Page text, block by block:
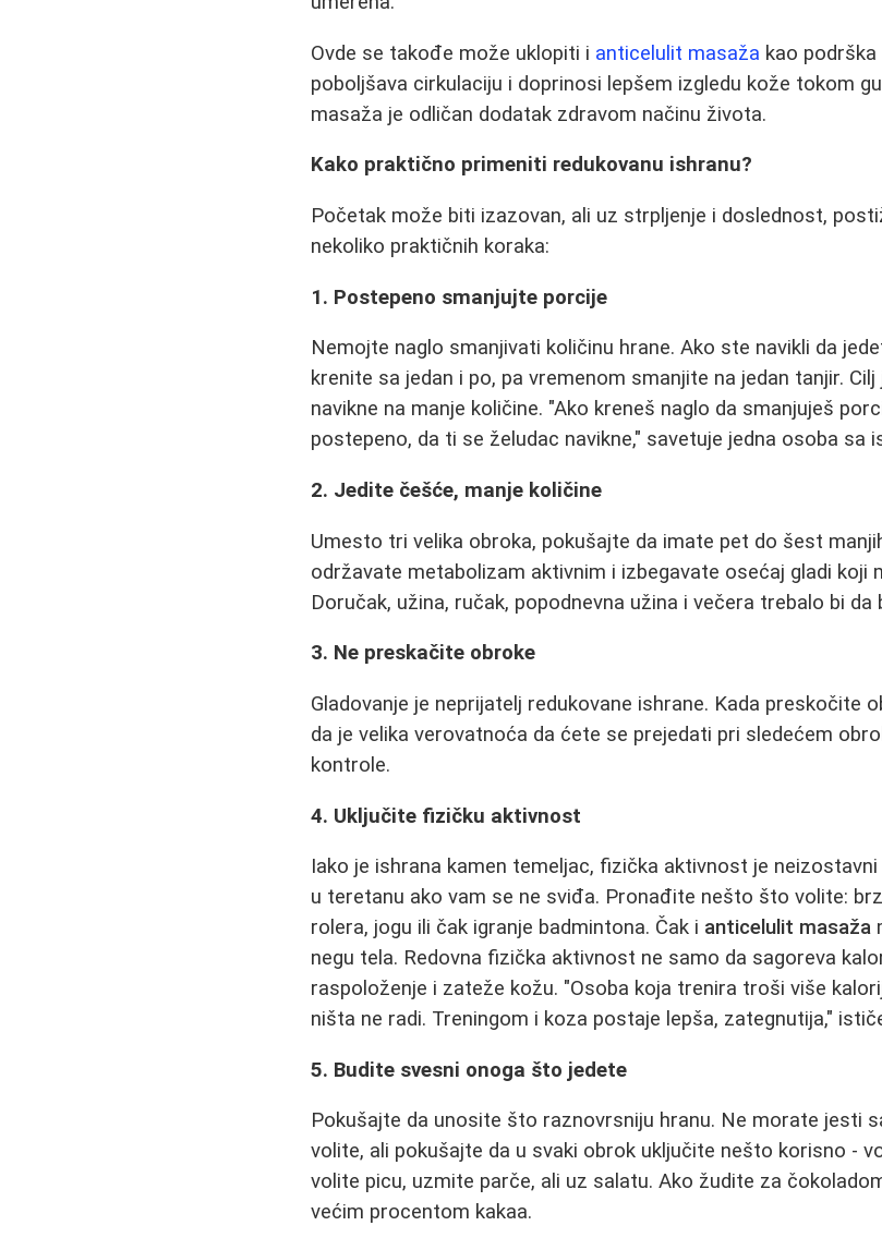
Ovde se takođe može uklopiti i anticelulit masaža kao
poboljšava cirkulaciju i doprinosi lepšem izgledu kože tokom
masaža je odličan dodatak zdravom načinu života.
Kako praktično primeniti redukovanu ishranu?
Početak može biti izazovan, ali uz strpljenje i doslednost,
nekoliko praktičnih koraka:
1. Postepeno smanjujte porcije
Nemojte naglo smanjivati količinu hrane. Ako ste navikli da
krenite sa jedan i po, pa vremenom smanjite na jedan tanjir.
navikne na manje količine. "Ako kreneš naglo da smanjuješ
postepeno, da ti se želudac navikne," savetuje jedna osoba sa
2. Jedite češće, manje količine
Umesto tri velika obroka, pokušajte da imate pet do šest
održavate metabolizam aktivnim i izbegavate osećaj gladi koji
Doručak, užina, ručak, popodnevna užina i večera trebalo bi da
3. Ne preskačite obroke
Gladovanje je neprijatelj redukovane ishrane. Kada preskočite
da je velika verovatnoća da ćete se prejedati pri sledećem
kontrole.
4. Uključite fizičku aktivnost
Iako je ishrana kamen temeljac, fizička aktivnost je
u teretanu ako vam se ne sviđa. Pronađite nešto što volite:
rolera, jogu ili čak igranje badmintona. Čak i anticelulit masaža
negu tela. Redovna fizička aktivnost ne samo da sagoreva
raspoloženje i zateže kožu. "Osoba koja trenira troši više
ništa ne radi. Treningom i koza postaje lepša, zategnutija,"
5. Budite svesni onoga što jedete
Pokušajte da unosite što raznovrsniju hranu. Ne morate jesti
volite, ali pokušajte da u svaki obrok uključite nešto korisno -
volite picu, uzmite parče, ali uz salatu. Ako žudite za
većim procentom kakaa.